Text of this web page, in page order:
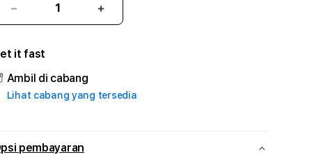
Kurangi
jumlah
5UNSUR4
:
True
Iconic
Digital
Tambah
jumlah
True
Iconic
it fast
Ambil di cabang
Lihat cabang yang tersedia
pembayaran